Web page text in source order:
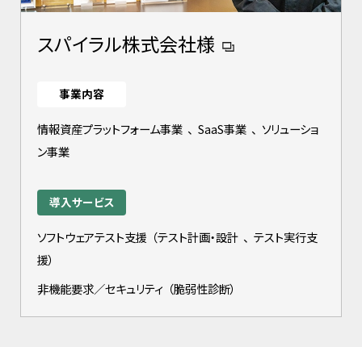
スパイラル株式会社様
事業内容
情報資産プラットフォーム事業 、 SaaS事業 、 ソリューショ
ン事業
導入サービス
ソフトウェアテスト支援 （テスト計画・設計 、 テスト実行支
援）
非機能要求／セキュリティ （脆弱性診断）